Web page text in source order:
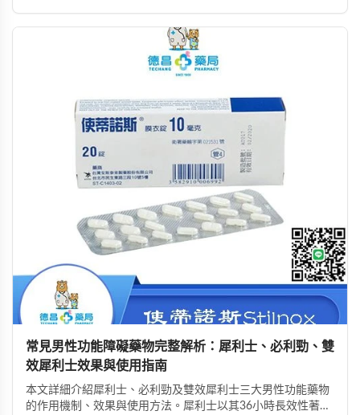
常見男性功能障礙藥物完整解析：犀利士、必利勁、雙
效犀利士效果與使用指南
本文詳細介紹犀利士、必利勁及雙效犀利士三大男性功能藥物
的作用機制、效果與使用方法。犀利士以其36小時長效性著